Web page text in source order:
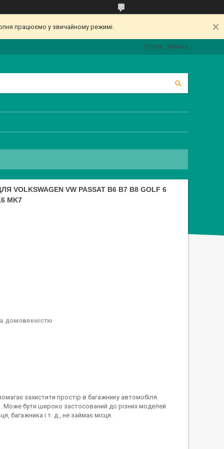
працюємо у звичайному режимі.
Острог, Україна
VW PASSAT B6 B7 B8 GOLF 6
MK7
домовленістю
захистити простір в багажнику автомобіля.
Може бути широко застосований до різних моделей
багажника і т. д., не займає місця.